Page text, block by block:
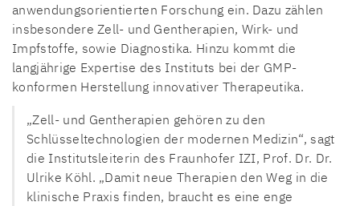
anwendungsorientierten Forschung ein. Dazu zählen
insbesondere Zell- und Gentherapien, Wirk- und
Impfstoffe, sowie Diagnostika. Hinzu kommt die
langjährige Expertise des Instituts bei der GMP-
konformen Herstellung innovativer Therapeutika.
„Zell- und Gentherapien gehören zu den
Schlüsseltechnologien der modernen Medizin“, sagt
die Institutsleiterin des Fraunhofer IZI, Prof. Dr. Dr.
Ulrike Köhl. „Damit neue Therapien den Weg in die
klinische Praxis finden, braucht es eine enge